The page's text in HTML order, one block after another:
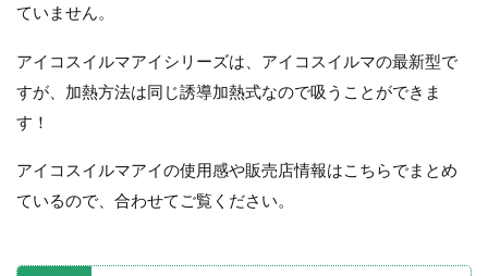
ていません。
アイコスイルマアイシリーズは、アイコスイルマの最新型で
すが、加熱方法は同じ誘導加熱式なので吸うことができま
す！
アイコスイルマアイの使用感や販売店情報はこちらでまとめ
ているので、合わせてご覧ください。